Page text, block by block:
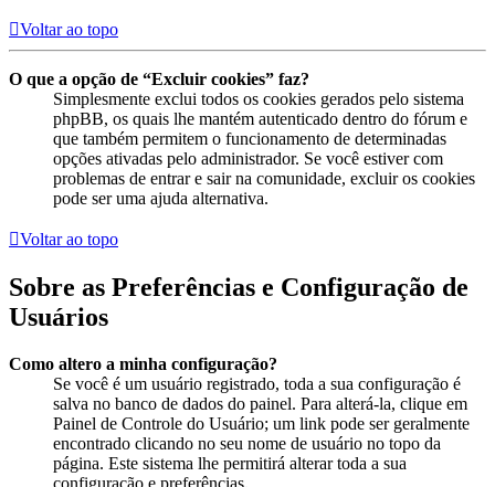
Voltar ao topo
O que a opção de “Excluir cookies” faz?
Simplesmente exclui todos os cookies gerados pelo sistema
phpBB, os quais lhe mantém autenticado dentro do fórum e
que também permitem o funcionamento de determinadas
opções ativadas pelo administrador. Se você estiver com
problemas de entrar e sair na comunidade, excluir os cookies
pode ser uma ajuda alternativa.
Voltar ao topo
Sobre as Preferências e Configuração de
Usuários
Como altero a minha configuração?
Se você é um usuário registrado, toda a sua configuração é
salva no banco de dados do painel. Para alterá-la, clique em
Painel de Controle do Usuário; um link pode ser geralmente
encontrado clicando no seu nome de usuário no topo da
página. Este sistema lhe permitirá alterar toda a sua
configuração e preferências.